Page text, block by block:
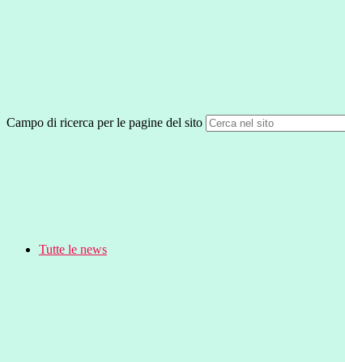
Campo di ricerca per le pagine del sito
Tutte le news